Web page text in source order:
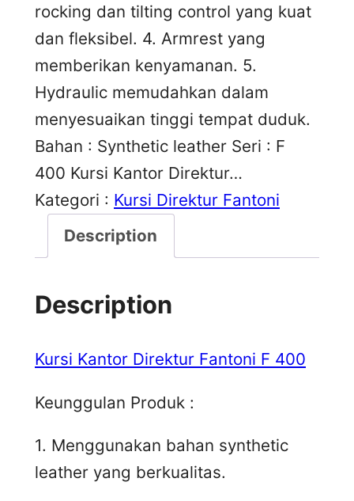
rocking dan tilting control yang kuat
dan fleksibel. 4. Armrest yang
memberikan kenyamanan. 5.
Hydraulic memudahkan dalam
menyesuaikan tinggi tempat duduk.
Bahan : Synthetic leather Seri : F
400 Kursi Kantor Direktur…
Kategori : Kursi Direktur Fantoni
Description
Description
Kursi Kantor Direktur Fantoni F 400
Keunggulan Produk :
1. Menggunakan bahan synthetic
leather yang berkualitas.